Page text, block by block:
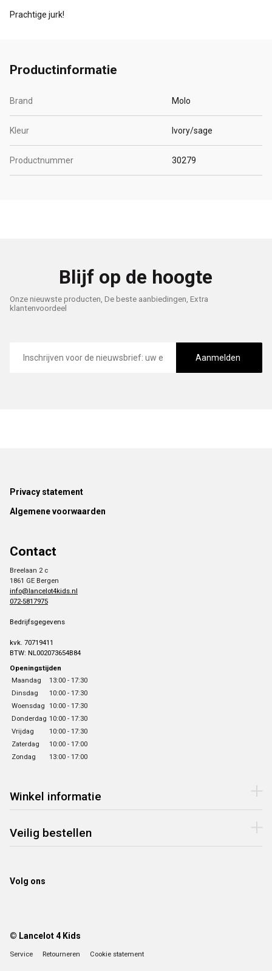
Prachtige jurk!
Productinformatie
Brand Molo
Kleur Ivory/sage
Productnummer 30279
Blijf op de hoogte
Onze nieuwste producten, De beste aanbiedingen, Extra
klantenvoordeel
mailadres
Aanmelden
Footer
Privacy statement
Algemene voorwaarden
Contact
Breelaan 2 c
1861 GE Bergen
info@lancelot4kids.nl
072-5817975
Bedrijfsgegevens
kvk. 70719411
BTW: NL002073654B84
Openingstijden
Maandag
13:00 - 17:30
Dinsdag
10:00 - 17:30
Woensdag 10:00 - 17:30
Donderdag 10:00 - 17:30
Vrijdag
10:00 - 17:30
Zaterdag
10:00 - 17:00
Zondag
13:00 - 17:00
Winkel informatie
Veilig bestellen
Volg ons
© Lancelot 4 Kids
Service Retourneren Cookie statement